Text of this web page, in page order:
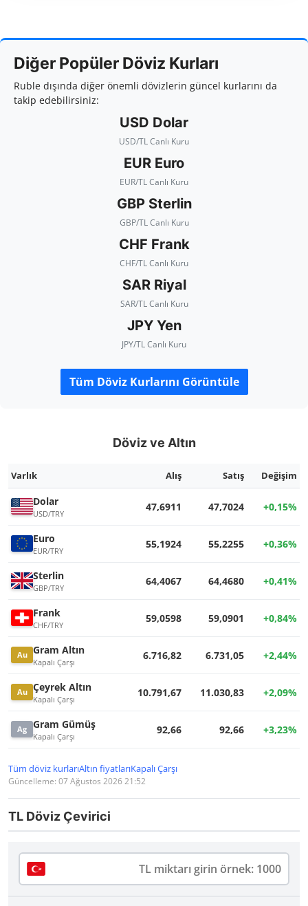
Diğer Popüler Döviz Kurları
Ruble dışında diğer önemli dövizlerin güncel kurlarını da
takip edebilirsiniz:
USD Dolar
USD/TL Canlı Kuru
EUR Euro
EUR/TL Canlı Kuru
GBP Sterlin
GBP/TL Canlı Kuru
CHF Frank
CHF/TL Canlı Kuru
SAR Riyal
SAR/TL Canlı Kuru
JPY Yen
JPY/TL Canlı Kuru
Tüm Döviz Kurlarını Görüntüle
Döviz ve Altın
Varlık Alış Satış Değişim
Dolar
USD/TRY
47,6911 47,7024 +0,15%
Euro
EUR/TRY
55,1924 55,2255 +0,36%
Sterlin
GBP/TRY
64,4067 64,4680 +0,41%
Frank
CHF/TRY
59,0598 59,0901 +0,84%
Au Gram Altın
Kapalı Çarşı
6.716,82 6.731,05 +2,44%
Au Çeyrek Altın
Kapalı Çarşı
10.791,67 11.030,83 +2,09%
Ag Gram Gümüş
Kapalı Çarşı
92,66 92,66 +3,23%
Tüm döviz kurlarıAltın fiyatlarıKapalı Çarşı
Güncelleme: 07 Ağustos 2026 21:52
TL Döviz Çevirici